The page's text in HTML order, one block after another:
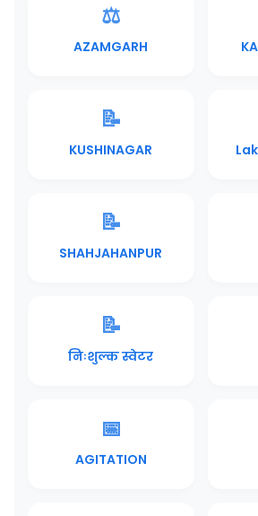
⚖️
AZAMGARH
📝
KUSHINAGAR
📝
SHAHJAHANPUR
📝
निःशुल्क स्वेटर
📅
AGITATION